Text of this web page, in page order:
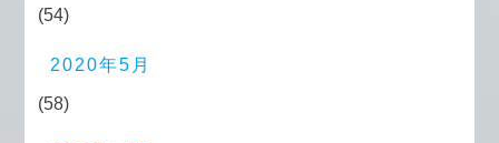
(54)
2020年5月
(58)